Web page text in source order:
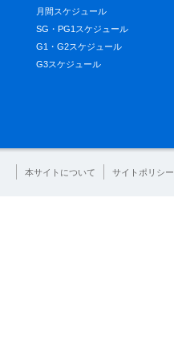
月間スケジュール
SG・PG1スケジュール
G1・G2スケジュール
G3スケジュール
本サイトについて サイトポリシー